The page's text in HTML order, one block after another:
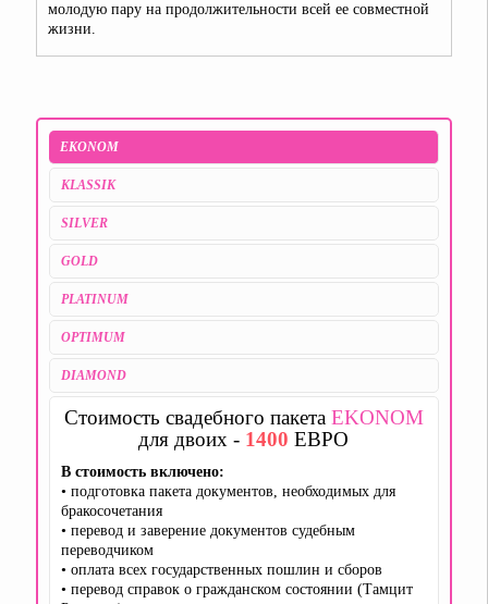
молодую пару на продолжительности всей ее совместной
жизни.
EKONOM
KLASSIK
SILVER
GOLD
PLATINUM
OPTIMUM
DIAMOND
Стоимость свадебного пакета EKONOM
для двоих - 1400 ЕВРО
В стоимость включено:
• подготовка пакета документов, необходимых для
бракосочетания
• перевод и заверение документов судебным
переводчиком
• оплата всех государственных пошлин и сборов
• перевод справок о гражданском состоянии (Тамцит